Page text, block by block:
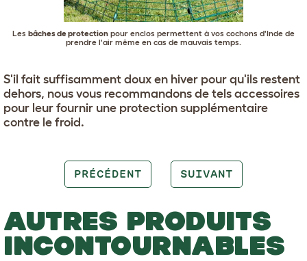
Les bâches de protection pour enclos permettent à vos cochons d'Inde de
prendre l'air même en cas de mauvais temps.
S'il fait suffisamment doux en hiver pour qu'ils restent
dehors, nous vous recommandons de tels accessoires
pour leur fournir une protection supplémentaire
contre le froid.
PRÉCÉDENT SUIVANT
AUTRES PRODUITS
INCONTOURNABLES